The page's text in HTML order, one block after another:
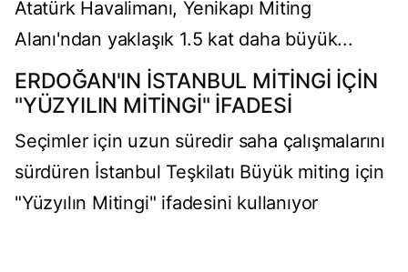
Atatürk Havalimanı, Yenikapı Miting
Alanı'ndan yaklaşık 1.5 kat daha büyük...
ERDOĞAN'IN İSTANBUL MİTİNGİ İÇİN
"YÜZYILIN MİTİNGİ" İFADESİ
Seçimler için uzun süredir saha çalışmalarını
sürdüren İstanbul Teşkilatı Büyük miting için
"Yüzyılın Mitingi" ifadesini kullanıyor